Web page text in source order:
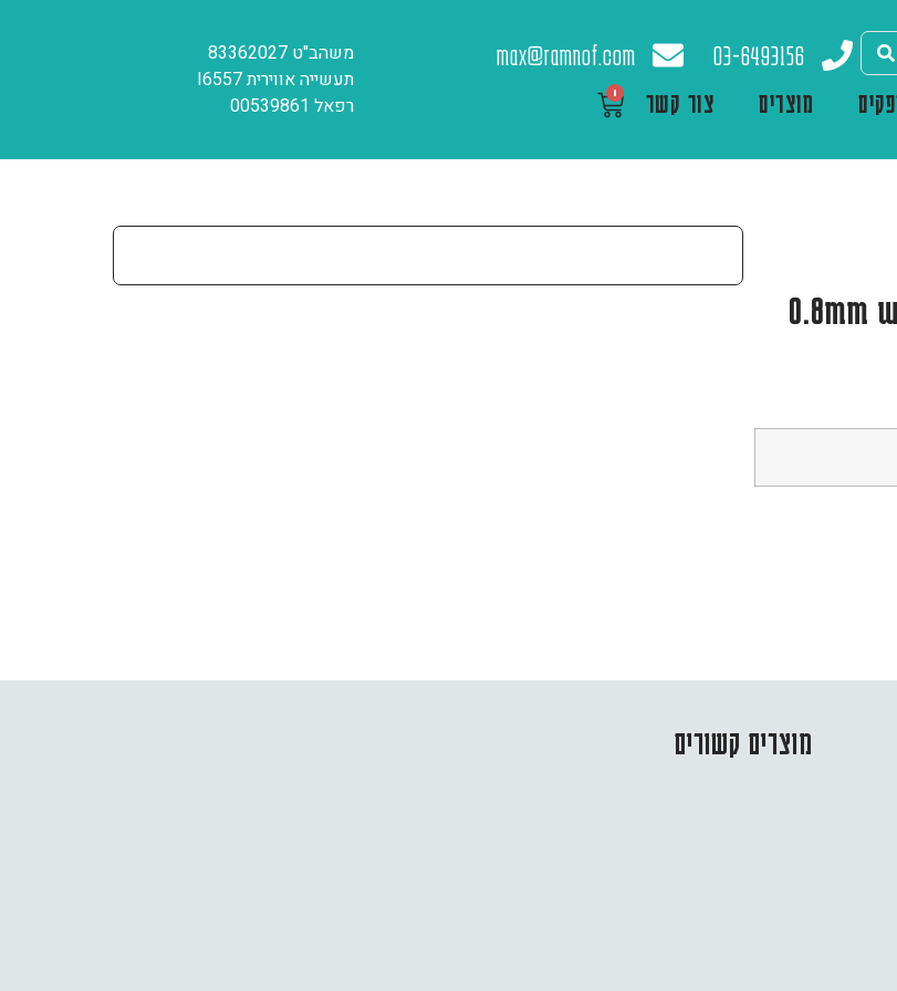
03-6493156
max@ramnof.com
מוצרים צור קשר 0
משהב"ט 83362027
תעשייה אווירית I6557
רפאל 00539861
0.03" /
מוצרים קשורים